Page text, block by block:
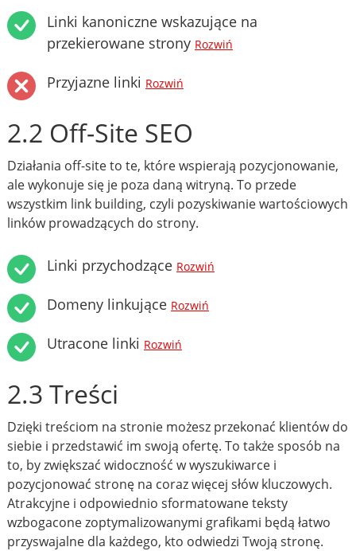
Linki kanoniczne wskazujące na
przekierowane strony Rozwiń
Przyjazne linki Rozwiń
2.2 Off-Site SEO
Działania off-site to te, które wspierają pozycjonowanie,
ale wykonuje się je poza daną witryną. To przede
wszystkim link building, czyli pozyskiwanie wartościowych
linków prowadzących do strony.
Linki przychodzące Rozwiń
Domeny linkujące Rozwiń
Utracone linki Rozwiń
2.3 Treści
Dzięki treściom na stronie możesz przekonać klientów do
siebie i przedstawić im swoją ofertę. To także sposób na
to, by zwiększać widoczność w wyszukiwarce i
pozycjonować stronę na coraz więcej słów kluczowych.
Atrakcyjne i odpowiednio sformatowane teksty
wzbogacone zoptymalizowanymi grafikami będą łatwo
przyswajalne dla każdego, kto odwiedzi Twoją stronę.